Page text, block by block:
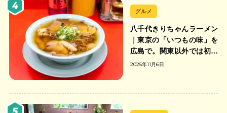
グルメ
八千代きりちゃんラーメン
｜東京の「いつもの味」を
広島で。関東以外では初の
「ちゃんのれん組合」加盟
2025年11月6日